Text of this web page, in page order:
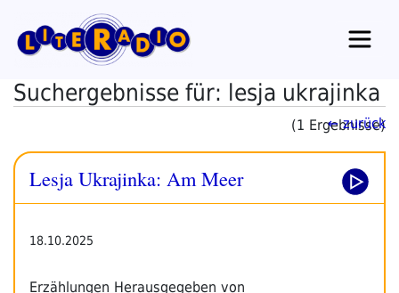
Inhalt
springen
Suchergebnisse für: lesja ukrajinka
(1 Ergebnisse)
← zurück
Lesja Ukrajinka: Am Meer
18.10.2025
Erzählungen Herausgegeben von